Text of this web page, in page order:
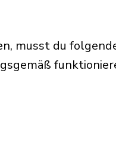
musst du